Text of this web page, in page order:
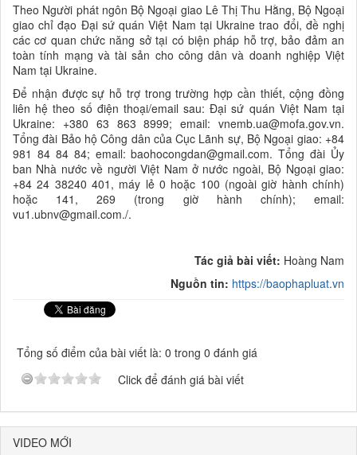
Theo Người phát ngôn Bộ Ngoại giao Lê Thị Thu Hằng, Bộ Ngoại
giao chỉ đạo Đại sứ quán Việt Nam tại Ukraine trao đổi, đề nghị
các cơ quan chức năng sở tại có biện pháp hỗ trợ, bảo đảm an
toàn tính mạng và tài sản cho công dân và doanh nghiệp Việt
Nam tại Ukraine.
Để nhận được sự hỗ trợ trong trường hợp cần thiết, cộng đồng
liên hệ theo số điện thoại/email sau: Đại sứ quán Việt Nam tại
Ukraine: +380 63 863 8999; email: vnemb.ua@mofa.gov.vn.
Tổng đài Bảo hộ Công dân của Cục Lãnh sự, Bộ Ngoại giao: +84
981 84 84 84; email: baohocongdan@gmail.com. Tổng đài Ủy
ban Nhà nước về người Việt Nam ở nước ngoài, Bộ Ngoại giao:
+84 24 38240 401, máy lẻ 0 hoặc 100 (ngoài giờ hành chính)
hoặc 141, 269 (trong giờ hành chính); email:
vu1.ubnv@gmail.com./.
Tác giả bài viết: Hoàng Nam
Nguồn tin: https://baophapluat.vn
Tổng số điểm của bài viết là: 0 trong 0 đánh giá
Click để đánh giá bài viết
VIDEO MỚI